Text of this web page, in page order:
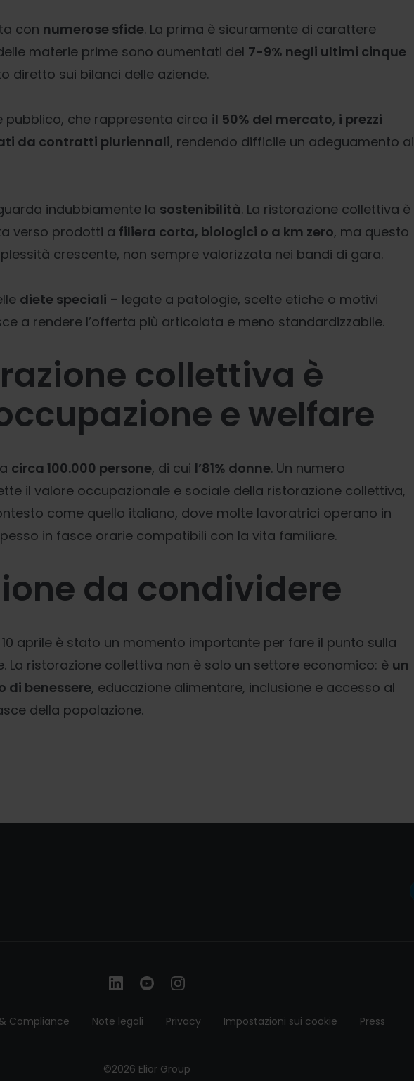
con numerose sfide. La prima è sicuramente di carattere
materie prime sono aumentati del 7-9% negli ultimi cinque
diretto sui bilanci delle aziende.
pubblico, che rappresenta circa il 50% del mercato, i prezzi
da contratti pluriennali, rendendo difficile un adeguamento ai
indubbiamente la sostenibilità. La ristorazione collettiva è
verso prodotti a filiera corta, biologici o a km zero, ma questo
crescente, non sempre valorizzata nei bandi di gara.
diete speciali – legate a patologie, scelte etiche o motivi
a rendere l’offerta più articolata e meno standardizzabile.
collettiva è
e welfare
circa 100.000 persone, di cui l’81% donne. Un numero
il valore occupazionale e sociale della ristorazione collettiva,
come quello italiano, dove molte lavoratrici operano in
in fasce orarie compatibili con la vita familiare.
da condividere
aprile è stato un momento importante per fare il punto sulla
La ristorazione collettiva non è solo un settore economico: è un
di benessere, educazione alimentare, inclusione e accesso al
della popolazione.
Compliance Note legali Privacy Impostazioni sui cookie Press
©2026 Elior Group